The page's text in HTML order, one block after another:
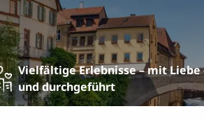
Vielfältige Erlebnisse – mit
und durchgeführt